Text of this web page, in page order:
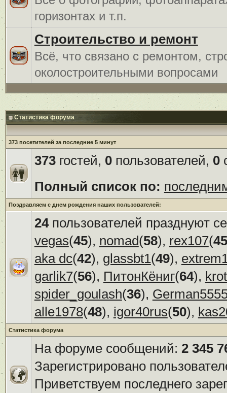
горизонтах и т.п.
Строительство и ремонт
Всё, что связано с ремонтом,
околостроительными вопросами
Статистика форума
373 посетителей за последние 5 минут
373гостей, 0пользователей, 0
Полный список по:
Поздравляем с днем рождения наших пользователей:
24пользователей празднуют
vegas(45), nomad(58), rex107(45
aka dc(42), glassbt1(49),
garlik7(56), ПитонКёниг(64),
spider_goulash(36),
alle1978(48), igor40rus(50),
Статистика форума
На форуме сообщений: 2 345
Зарегистрировано
Приветствуем последнего